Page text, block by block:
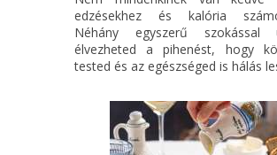
edzésekhez és kalória
Néhány egyszerű
élvezheted a pihenést, hogy
tested és az egészséged is hálás